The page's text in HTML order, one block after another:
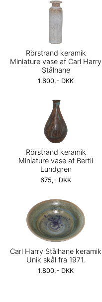
Rörstrand keramik
Miniature vase af Carl Harry
Stålhane
1.600,- DKK
Rörstrand keramik
Miniature vase af Bertil
Lundgren
675,- DKK
Carl Harry Stålhane keramik
Unik skål fra 1971.
1.800,- DKK